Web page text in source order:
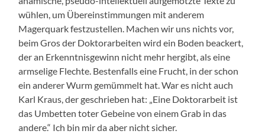
wühlen, um Übereinstimmungen mit anderem
Magerquark festzustellen. Machen wir uns nichts vor,
beim Gros der Doktorarbeiten wird ein Boden beackert,
der an Erkenntnisgewinn nicht mehr hergibt, als eine
armselige Flechte. Bestenfalls eine Frucht, in der schon
ein anderer Wurm gemümmelt hat. War es nicht auch
Karl Kraus, der geschrieben hat: „Eine Doktorarbeit ist
das Umbetten toter Gebeine von einem Grab in das
andere.“ Ich bin mir da aber nicht sicher.